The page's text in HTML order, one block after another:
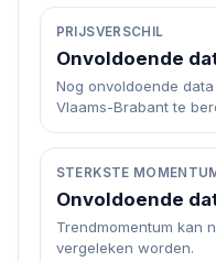
PRIJSVERSCHIL
Onvoldoende
Nog onvoldoende
Vlaams-Brabant te
STERKSTE
Onvoldoende
Trendmomentum kan
vergeleken worden.